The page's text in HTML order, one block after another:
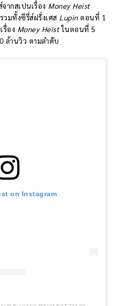
ากสเปนเรื่อง Money Heist
มทั้งซีรี่ส์ฝรั่งเศส Lupinตอนที่ 1
รื่อง Money Heistในตอนที่ 5
ล้านวิว ตามลำดับ
on Instagram